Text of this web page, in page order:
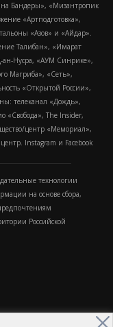
Бандеры», «Мизантропик
«Артподготовка»,
«Азов» и «Айдар».
Талибан», «Имарат
ан-Нусра, «АУМ Синрике»,
Магриба», «Сеть»,
«Открытой России»,
телеканал «Дождь»,
«Свобода», The Insider,
центр «Мемориал»,
Instagram и Facebook
технологии
на основе сбора,
Российской